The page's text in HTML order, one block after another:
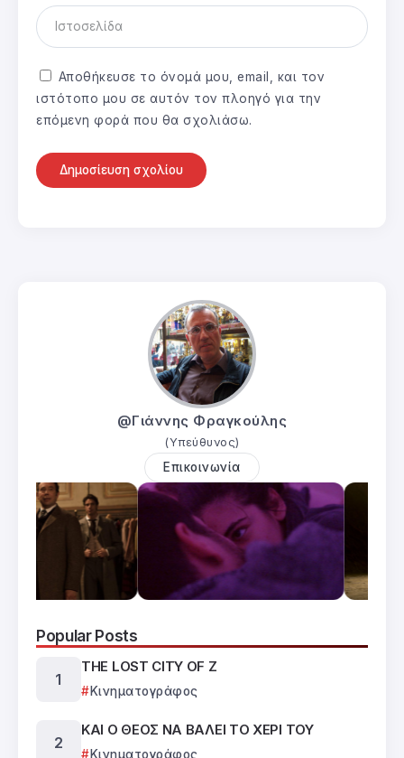
Αποθήκευσε το όνομά μου, email, και τον
ιστότοπο μου σε αυτόν τον πλοηγό για την
επόμενη φορά που θα σχολιάσω.
@Γιάννης Φραγκούλης
(Υπεύθυνος)
Επικοινωνία
Popular Posts
THE LOST CITY OF Z
Κινηματογράφος
ΚΑΙ Ο ΘΕΟΣ ΝΑ ΒΑΛΕΙ ΤΟ ΧΕΡΙ ΤΟΥ
Κινηματογράφος